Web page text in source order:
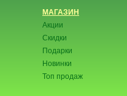
МАГАЗИН
Акции
Скидки
Подарки
Новинки
Топ продаж